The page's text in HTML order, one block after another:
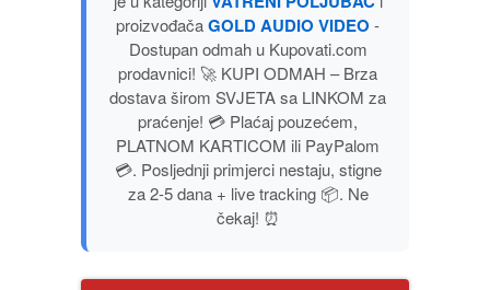
PUBLICISTIKA
PUTOPISI
STRIP
TEORIJE ZAVERE
proizvođačaGOLD AUDIO VIDEO -
Dostupan odmah u Kupovati.com
prodavnici! 🚀 KUPI ODMAH – Brza
dostava širom SVJETA sa LINKOM za
praćenje! 💳 Plaćaj pouzećem,
PLATNOM KARTICOM ili PayPalom
💳. Posljednji primjerci nestaju, stigne
za 2-5 dana + live tracking 📦. Ne
čekaj! ⏰